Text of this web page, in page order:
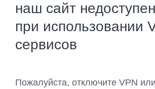
наш сайт недоступен
при использовании
сервисов
Пожалуйста, отключите VPN или